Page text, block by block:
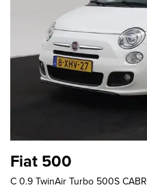
Fiat 500
C 0.9 TwinAir Turbo 500S